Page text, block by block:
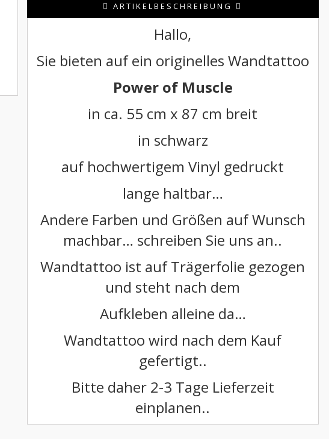
ARTIKELBESCHREIBUNG
Hallo,
Sie bieten auf ein originelles Wandtattoo
Power of Muscle
in ca. 55 cm x 87 cm breit
in schwarz
auf hochwertigem Vinyl gedruckt
lange haltbar…
Andere Farben und Größen auf Wunsch
machbar… schreiben Sie uns an..
Wandtattoo ist auf Trägerfolie gezogen
und steht nach dem
Aufkleben alleine da…
Wandtattoo wird nach dem Kauf
gefertigt..
Bitte daher 2-3 Tage Lieferzeit
einplanen..